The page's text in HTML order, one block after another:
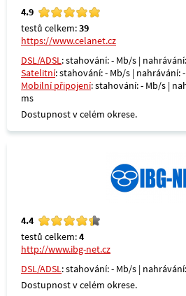
4.9
testů celkem:39
https://www.celanet.cz
DSL/ADSL: stahování: - Mb/s |
Satelitní: stahování: - Mb/s | nahrávání:
Mobilní připojení: stahování: - Mb/s |
ms
Dostupnost v celém okrese.
4.4
testů celkem:4
http://www.ibg-net.cz
DSL/ADSL: stahování: - Mb/s |
Dostupnost v celém okrese.